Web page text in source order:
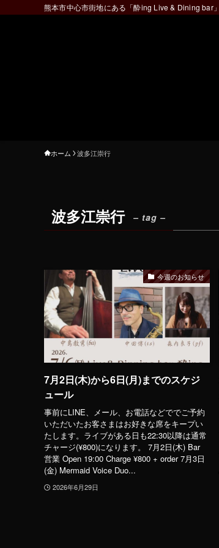
熊本市中心市街地にある「酔ing Live & Dining bar」
ホーム 波多江崇行
波多江崇行 – tag –
今週のお知らせ
7月2日(木)から6日(月)までのスケジ
ュール
事前にLINE、メール、お電話などででご予約
いただいたお客さまはお好きな席をキープい
たします。ライブがある日も22:30以降は通常
チャージ(¥800)になります。 7月2日(木) Bar
営業 Open 19:00 Charge ¥800 + order 7月3日
(金) Mermaid Voice Duo...
2026年6月29日